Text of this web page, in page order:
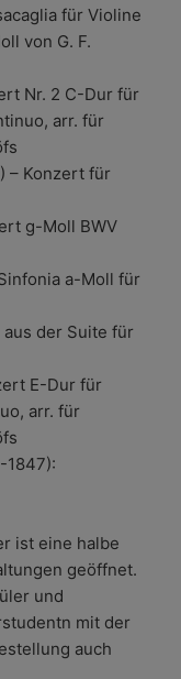
für Violine
von G. F.
Nr. 2 C-Dur für
arr. für
– Konzert für
g-Moll BWV
a-Moll für
aus der Suite für
E-Dur für
arr. für
1847):
ist eine halbe
geöffnet.
und
mit der
auch